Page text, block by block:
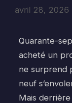
avril 28, 2026
Quarante-
acheté un
ne surprend
neuf
Mais